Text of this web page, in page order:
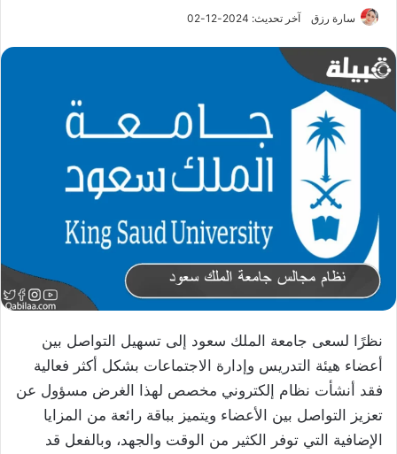
سارة رزق آخر تحديث: 2024-12-02
نظرًا لسعى جامعة الملك سعود إلى تسهيل التواصل بين
أعضاء هيئة التدريس وإدارة الاجتماعات بشكل أكثر فعالية
فقد أنشأت نظام إلكتروني مخصص لهذا الغرض مسؤول عن
تعزيز التواصل بين الأعضاء ويتميز بباقة رائعة من المزايا
الإضافية التي توفر الكثير من الوقت والجهد، وبالفعل قد